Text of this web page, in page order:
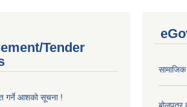
Tender
गर्ने आशको सूचना !